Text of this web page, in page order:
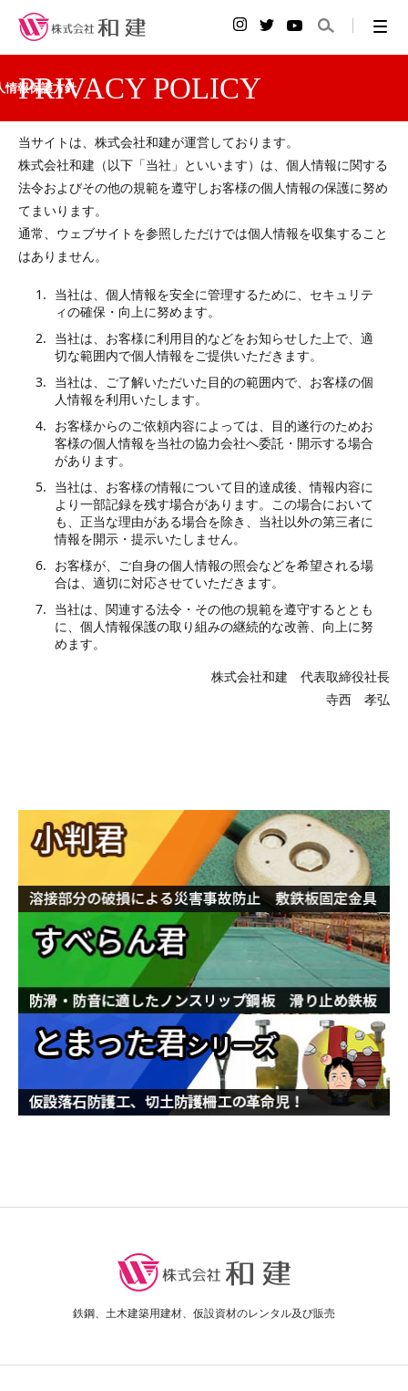
PRIVACY POLICY
情報保護方針
当サイトは、株式会社和建が運営しております。
株式会社和建（以下「当社」といいます）は、個人情報に関する
法令およびその他の規範を遵守しお客様の個人情報の保護に努め
てまいります。
通常、ウェブサイトを参照しただけでは個人情報を収集すること
はありません。
当社は、個人情報を安全に管理するために、セキュリテ
ィの確保・向上に努めます。
当社は、お客様に利用目的などをお知らせした上で、適
切な範囲内で個人情報をご提供いただきます。
当社は、ご了解いただいた目的の範囲内で、お客様の個
人情報を利用いたします。
お客様からのご依頼内容によっては、目的遂行のためお
客様の個人情報を当社の協力会社へ委託・開示する場合
があります。
当社は、お客様の情報について目的達成後、情報内容に
より一部記録を残す場合があります。この場合において
も、正当な理由がある場合を除き、当社以外の第三者に
情報を開示・提示いたしません。
お客様が、ご自身の個人情報の照会などを希望される場
合は、適切に対応させていただきます。
当社は、関連する法令・その他の規範を遵守するととも
に、個人情報保護の取り組みの継続的な改善、向上に努
めます。
株式会社和建 代表取締役社長
寺西 孝弘
鉄鋼、土木建築用建材、仮設資材のレンタル及び販売